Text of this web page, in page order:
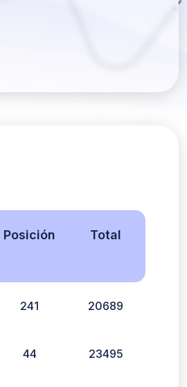
Posición Total
241 20689
44 23495